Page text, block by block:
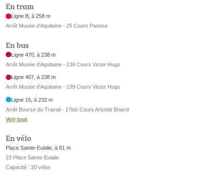
En tram
Ligne B, à 258 m
Arrêt Musée d'Aquitaine - 25 Cours Pasteur
En bus
Ligne 470, à 238 m
Arrêt Musée d'Aquitaine - 139 Cours Victor Hugo
Ligne 407, à 238 m
Arrêt Musée d'Aquitaine - 139 Cours Victor Hugo
Ligne 15, à 232 m
Arrêt Bourse du Travail - 17bis Cours Aristide Briand
Voir tout
En vélo
Place Sainte-Eulalie, à 81 m
23 Place Sainte-Eulalie
Capacité : 20 vélos